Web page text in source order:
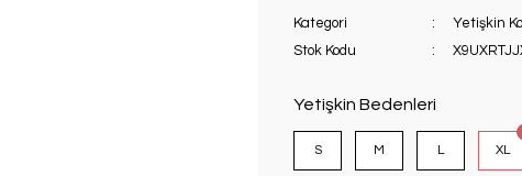
Kategori
Yetişkin
Stok Kodu
Yetişkin Bedenleri
S M L XL